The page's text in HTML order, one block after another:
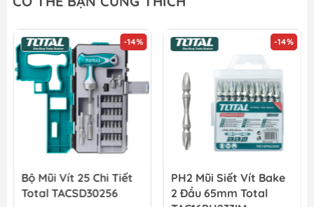
-14%
Bộ Mũi Vít 25 Chi Tiết
Total TACSD30256
-14%
PH2 Mũi Siết Vít Bake
2 Đầu 65mm Total